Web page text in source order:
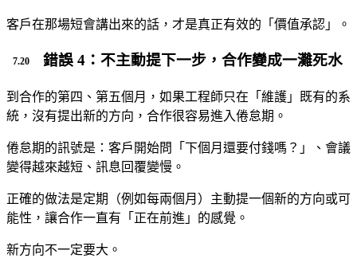
客戶在那場短會講出來的話，才是真正有效的「價值承認」。
錯誤 4：不主動提下一步，合作變成一灘死水
到合作的第四、第五個月，如果工程師只在「維護」既有的系
統，沒有提出新的方向，合作很容易進入倦怠期。
倦怠期的訊號是：客戶開始問「下個月還要付錢嗎？」、會議
變得越來越短、訊息回覆變慢。
正確的做法是定期（例如每兩個月）主動提一個新的方向或可
能性，讓合作一直有「正在前進」的感覺。
新方向不一定要大。